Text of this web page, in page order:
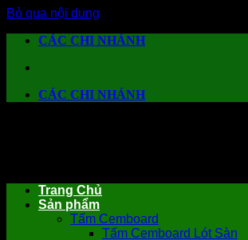
Bỏ qua nội dung
CÁC CHI NHÁNH
CÁC CHI NHÁNH
Trang Chủ
Sản phẩm
Tấm Cemboard
Tấm Cemboard Lót Sàn